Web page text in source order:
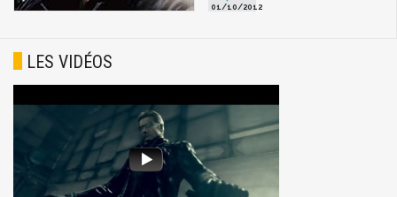
01/10/2012
LES VIDÉOS